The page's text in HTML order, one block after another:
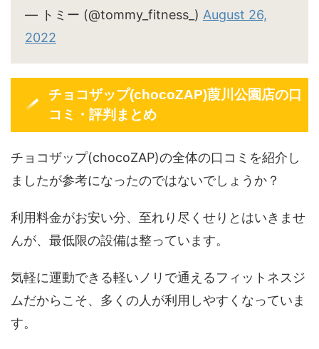
— トミー (@tommy_fitness_) August 26,
2022
チョコザップ(chocoZAP)葭川公園店の口
コミ・評判まとめ
チョコザップ(chocoZAP)の全体の口コミを紹介し
ましたが参考になったのではないでしょうか？
利用料金がお安い分、至れり尽くせりとはいきませ
んが、最低限の設備は整っています。
気軽に運動できる軽いノリで通えるフィットネスジ
ムだからこそ、多くの人が利用しやすくなっていま
す。